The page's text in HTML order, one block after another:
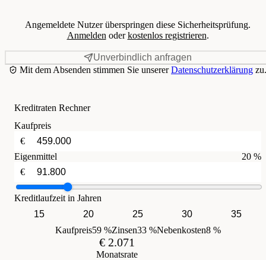
Angemeldete Nutzer überspringen diese Sicherheitsprüfung.
Anmelden oderkostenlos registrieren.
Unverbindlich anfragen
Mit dem Absenden stimmen Sie unsererDatenschutzerklärung zu.
Kreditraten Rechner
Kaufpreis
€
Eigenmittel
20 %
€
Kreditlaufzeit in Jahren
15
20 25 30
35
Kaufpreis59 %Zinsen33 %Nebenkosten8 %
€ 2.071
Monatsrate